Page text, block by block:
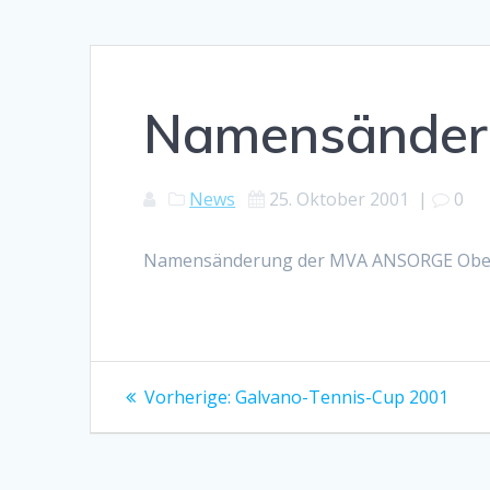
News 25. Oktober 2001 | 0
Namensänderung der MVA ANSORGE
Beitragsnavigation
Vorherige: Vorheriger
Galvano-Tennis-Cup 2001